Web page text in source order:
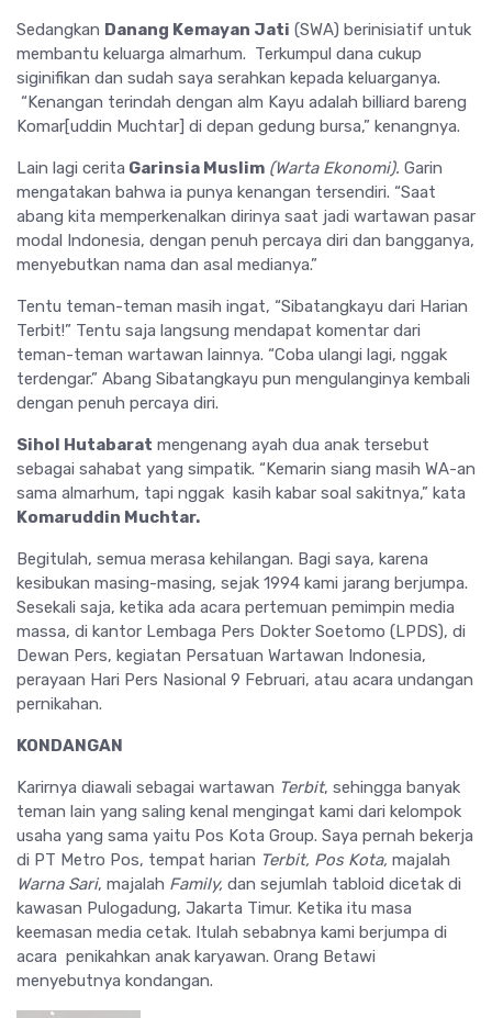
Sedangkan Danang Kemayan Jati (SWA) berinisiatif untuk
membantu keluarga almarhum. Terkumpul dana cukup
siginifikan dan sudah saya serahkan kepada keluarganya.
“Kenangan terindah dengan alm Kayu adalah billiard bareng
Komar[uddin Muchtar] di depan gedung bursa,” kenangnya.
Lain lagi cerita Garinsia Muslim (Warta Ekonomi). Garin
mengatakan bahwa ia punya kenangan tersendiri. “Saat
abang kita memperkenalkan dirinya saat jadi wartawan pasar
modal Indonesia, dengan penuh percaya diri dan bangganya,
menyebutkan nama dan asal medianya.”
Tentu teman-teman masih ingat, “Sibatangkayu dari Harian
Terbit!” Tentu saja langsung mendapat komentar dari
teman-teman wartawan lainnya. “Coba ulangi lagi, nggak
terdengar.” Abang Sibatangkayu pun mengulanginya kembali
dengan penuh percaya diri.
Sihol Hutabarat mengenang ayah dua anak tersebut
sebagai sahabat yang simpatik. “Kemarin siang masih WA-an
sama almarhum, tapi nggak kasih kabar soal sakitnya,” kata
Komaruddin Muchtar.
Begitulah, semua merasa kehilangan. Bagi saya, karena
kesibukan masing-masing, sejak 1994 kami jarang berjumpa.
Sesekali saja, ketika ada acara pertemuan pemimpin media
massa, di kantor Lembaga Pers Dokter Soetomo (LPDS), di
Dewan Pers, kegiatan Persatuan Wartawan Indonesia,
perayaan Hari Pers Nasional 9 Februari, atau acara undangan
pernikahan.
KONDANGAN
Karirnya diawali sebagai wartawan Terbit, sehingga banyak
teman lain yang saling kenal mengingat kami dari kelompok
usaha yang sama yaitu Pos Kota Group. Saya pernah bekerja
di PT Metro Pos, tempat harian Terbit, Pos Kota, majalah
Warna Sari, majalah Family, dan sejumlah tabloid dicetak di
kawasan Pulogadung, Jakarta Timur. Ketika itu masa
keemasan media cetak. Itulah sebabnya kami berjumpa di
acara penikahkan anak karyawan. Orang Betawi
menyebutnya kondangan.